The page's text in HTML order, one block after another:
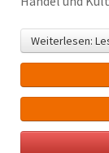
Weiterlesen: